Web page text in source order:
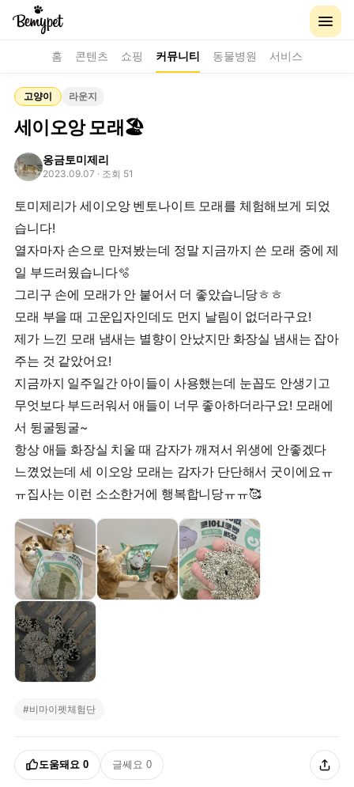
홈 콘텐츠 쇼핑 커뮤니티 동물병원 서비스
고양이 라운지
세이오앙 모래🏖️
옹금토미제리
2023.09.07 · 조회 51
토미제리가 세이오앙 벤토나이트 모래를 체험해보게 되었
습니다!
열자마자 손으로 만져봤는데 정말 지금까지 쓴 모래 중에 제
일 부드러웠습니다🫧
그리구 손에 모래가 안 붙어서 더 좋았습니당ㅎㅎ
모래 부을 때 고운입자인데도 먼지 날림이 없더라구요!
제가 느낀 모래 냄새는 별향이 안났지만 화장실 냄새는 잡아
주는 것 같았어요!
지금까지 일주일간 아이들이 사용했는데 눈꼽도 안생기고
무엇보다 부드러워서 애들이 너무 좋아하더라구요! 모래에
서 뒹굴뒹굴~
항상 애들 화장실 치울 때 감자가 깨져서 위생에 안좋겠다
느꼈었는데 세 이오앙 모래는 감자가 단단해서 굿이에요ㅠ
ㅠ집사는 이런 소소한거에 행복합니당ㅠㅠ🥰
#비마이펫체험단
도움돼요 0 글쎄요 0